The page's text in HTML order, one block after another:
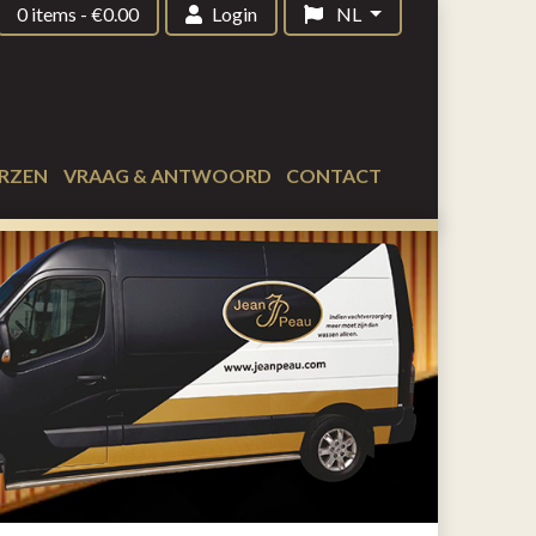
0 items -€0.00 Login NL
VRAAG & ANTWOORD CONTACT